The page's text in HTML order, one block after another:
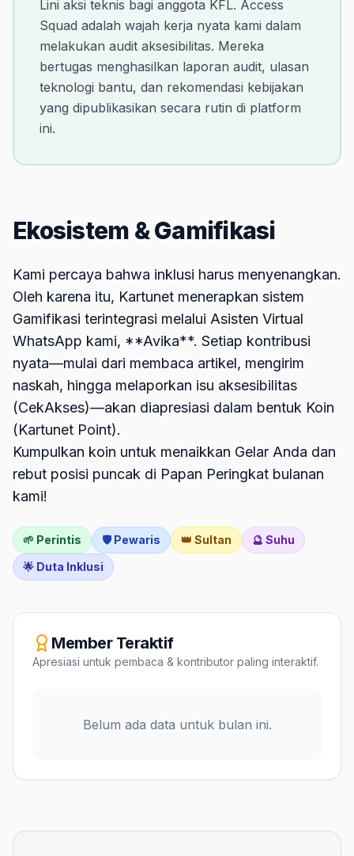
Lini aksi teknis bagi anggota KFL. Access
Squad adalah wajah kerja nyata kami dalam
melakukan audit aksesibilitas. Mereka
bertugas menghasilkan laporan audit, ulasan
teknologi bantu, dan rekomendasi kebijakan
yang dipublikasikan secara rutin di platform
ini.
Ekosistem & Gamifikasi
Kami percaya bahwa inklusi harus menyenangkan.
Oleh karena itu, Kartunet menerapkan sistem
Gamifikasi terintegrasi melalui Asisten Virtual
WhatsApp kami, **Avika**. Setiap kontribusi
nyata—mulai dari membaca artikel, mengirim
naskah, hingga melaporkan isu aksesibilitas
(CekAkses)—akan diapresiasi dalam bentuk Koin
(Kartunet Point).
Kumpulkan koin untuk menaikkan Gelar Anda dan
rebut posisi puncak di Papan Peringkat bulanan
kami!
🌱 Perintis 🛡️ Pewaris 👑 Sultan
🔮 Suhu
🌟 Duta Inklusi
Member Teraktif
Apresiasi untuk pembaca & kontributor paling interaktif.
Belum ada data untuk bulan ini.